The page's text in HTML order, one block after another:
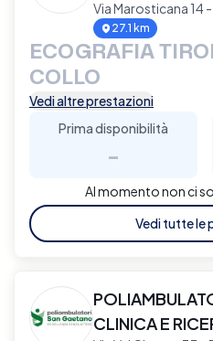
Via Marosticana 14
27.1 km
ECOGRAFIA
COLLO
Vedi altre prestazioni
Prima disponibilità
-
Al momento non ci
Vedi tutte le
CLINICA E